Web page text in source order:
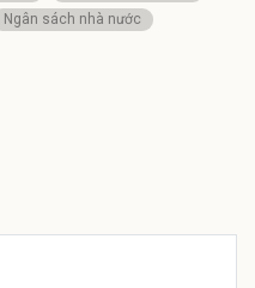
Ngân sách nhà nước